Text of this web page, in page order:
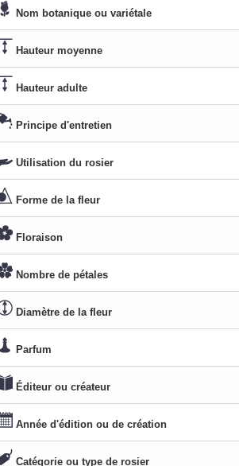
Nom botanique ou variétale
Hauteur moyenne
Hauteur adulte
Principe d'entretien
Utilisation du rosier
Forme de la fleur
Floraison
Nombre de pétales
Diamètre de la fleur
Parfum
Éditeur ou créateur
Année d'édition ou de création
Catégorie ou type de rosier